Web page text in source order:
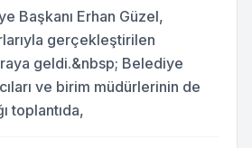
Başkanı Erhan Güzel,
gerçekleştirilen
geldi.&nbsp; Belediye
ve birim müdürlerinin de
toplantıda,